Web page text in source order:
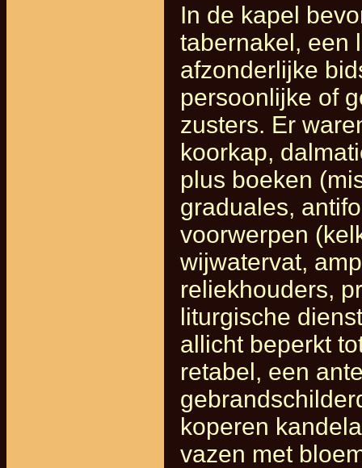
In de kapel
tabernakel, een
afzonderlijke
persoonlijke of
zusters. Er
koorkap,
plus boeken
graduales,
voorwerpen
wijwatervat,
reliekhouders,
liturgische
allicht beperkt
retabel, een
koperen
vazen met